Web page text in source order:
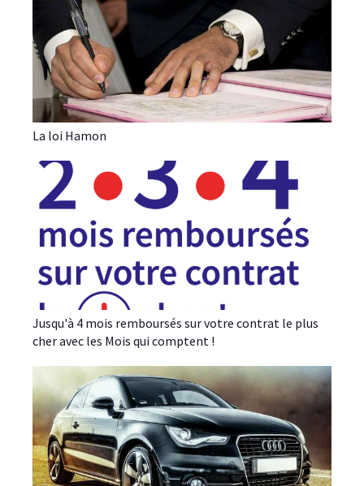
La loi Hamon
Jusqu'à 4 mois remboursés sur votre contrat le plus
cher avec les Mois qui comptent !